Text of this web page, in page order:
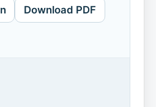
Download PDF